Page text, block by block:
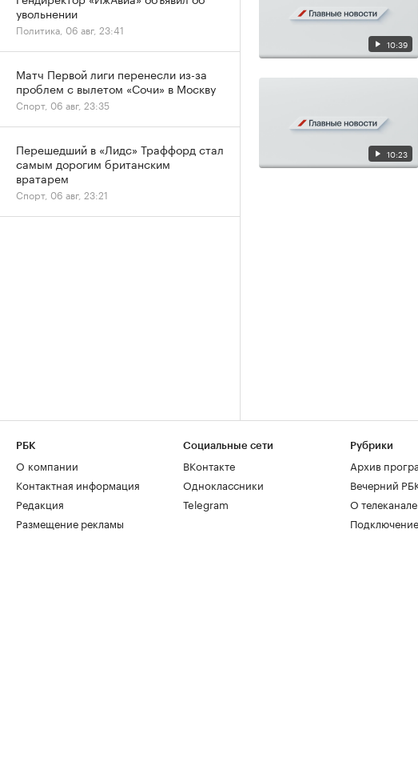
10:39
10:23
увольнении
Политика, 06 авг, 23:41
Матч Первой лиги перенесли из-за
проблем с вылетом «Сочи» в Москву
Спорт, 06 авг, 23:35
Перешедший в «Лидс» Траффорд стал
самым дорогим британским
вратарем
Спорт, 06 авг, 23:21
РБК
О компании
Контактная информация
Редакция
Размещение рекламы
Социальные сети
ВКонтакте
Одноклассники
Telegram
Рубрики
Архив
Вечерний
О телеканале
Подключение